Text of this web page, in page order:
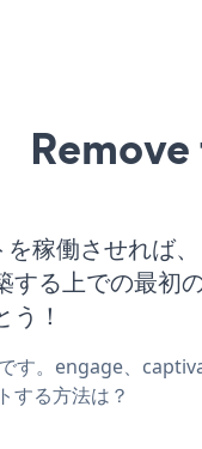
稼働させれば、
する上での最初
！
す。engage、
する方法は？